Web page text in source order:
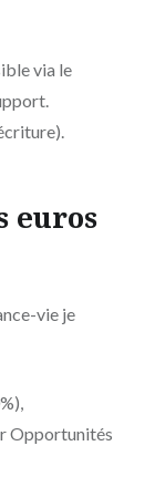
via le
euros
vie je
Opportunités